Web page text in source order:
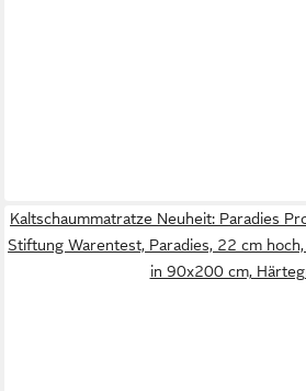
Kaltschaummatratze Neuheit: Paradies
Stiftung Warentest, Paradies, 22 cm
in 90x200 cm,